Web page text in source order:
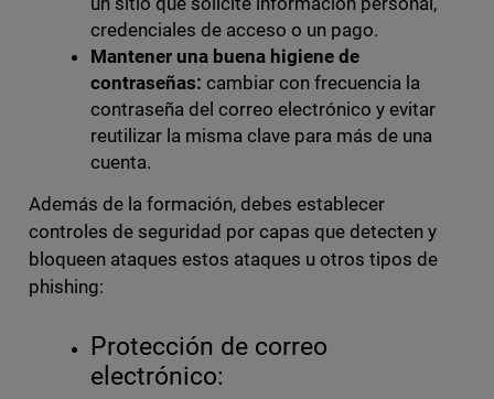
credenciales de acceso o un pago.
Mantener una buena higiene de
contraseñas: cambiar con frecuencia la
contraseña del correo electrónico y evitar
reutilizar la misma clave para más de una
cuenta.
Además de la formación, debes establecer
controles de seguridad por capas que detecten y
bloqueen ataques estos ataques u otros tipos de
phishing:
Protección de correo
electrónico: